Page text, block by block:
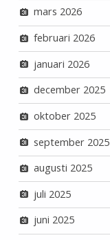
mars 2026
februari 2026
januari 2026
december 2025
oktober 2025
september 2025
augusti 2025
juli 2025
juni 2025